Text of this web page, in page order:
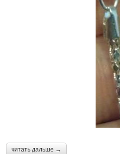
читать дальше →